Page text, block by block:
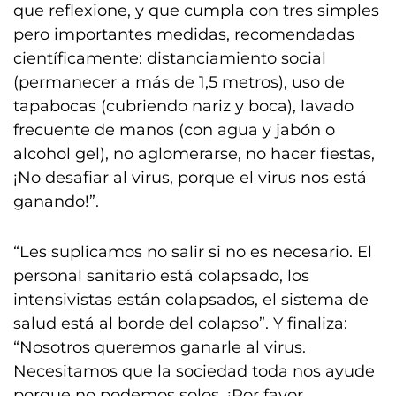
que reflexione, y que cumpla con tres simples
pero importantes medidas, recomendadas
científicamente: distanciamiento social
(permanecer a más de 1,5 metros), uso de
tapabocas (cubriendo nariz y boca), lavado
frecuente de manos (con agua y jabón o
alcohol gel), no aglomerarse, no hacer fiestas,
¡No desafiar al virus, porque el virus nos está
ganando!”.
“Les suplicamos no salir si no es necesario. El
personal sanitario está colapsado, los
intensivistas están colapsados, el sistema de
salud está al borde del colapso”. Y finaliza:
“Nosotros queremos ganarle al virus.
Necesitamos que la sociedad toda nos ayude